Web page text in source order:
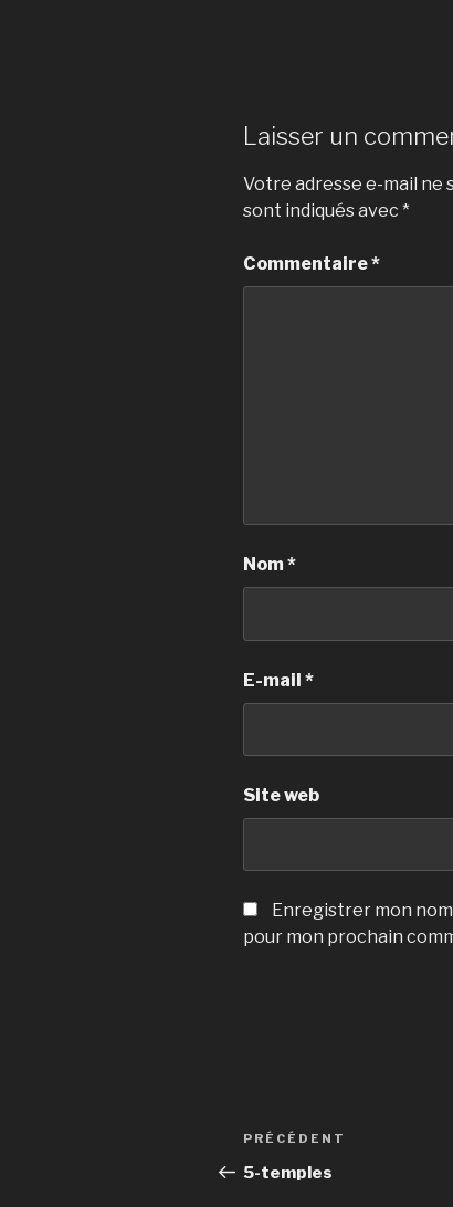
Laisser un
Votre adresse e-mail ne
sont indiqués avec *
Commentaire*
Nom*
E-mail *
Site web
Enregistrer mon
pour mon prochain
Navigation
de
Article
précédent
PRÉCÉDENT
5-temples